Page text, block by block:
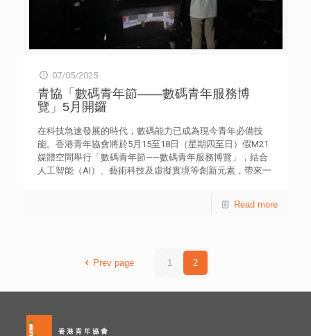
校園服務」，提供校園全健師培訓、教職員危機處理技巧培
訓及嘉許計劃，表揚推動校園全健文化的學校。此外，青協
將繼續提供認知行為治療(CBT)及接納與承諾治療(ACT)等小
組治療，並推出「到校心理學家個案支援」服務，由社工及
科時間。 傳媒報道 香港01︰三成中學生曾考慮輕生或自
殘 青協倡加強三層應急機制第二層支援 經濟日報︰學校應
急機制 第二層學生隱蔽 經濟日報︰疑抑鬱學生跌至3成 部分
擬自殘 明報︰中學生篩查：5%頻萌死念 逾三成有情緒困
擾 青協倡集中做小組治療 信報︰青協情緒篩查 三成中學生
抑鬱 SCMP: Nearly 30% of Hong Kong secondary pupils
thought of self-harm, suicide: study
07/05/2025
青協「數碼青年節——數碼青年服務博
覽」5月開鑼
在科技急速發展的時代，數碼能力已成為現今青年必備技
能。香港青年協會將於5月15至18日（星期四至日）假M21
媒體空間舉行「數碼青年節——數碼青年服務博覽」，結合
人工智能（AI）、藝術科技及虛擬實境等創新元素，帶來一
推動數碼轉型，以多元數碼平台連繫青年與社會各界，運用
青年服務博覽，展現新興科技及人工智能技術在青年服務中
的創新應用，同時透過跨界別合作，為在學及在職青年創造
機遇，提供數碼科技相關體驗及學習資源，協助他們裝備數
碼技能，把握未來發展趨勢。活動將於5月15日舉行啟動
動數碼轉型，成就青年未來」為主題，精彩活動包括人工智
能照相館、AI音樂錄像（MV）製作工作坊、AR 擴增實境閱
Read more
Prev page 1 2